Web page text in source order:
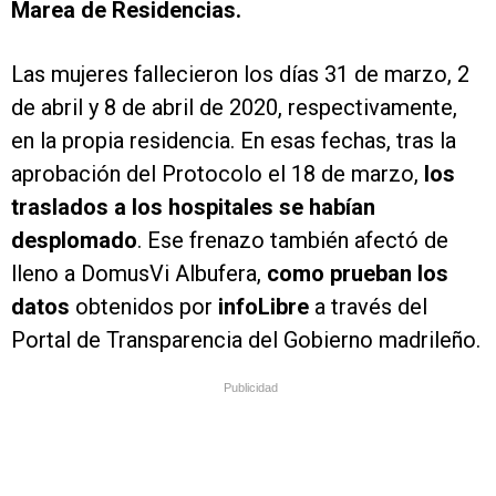
Marea de Residencias.
Las mujeres fallecieron los días 31 de marzo, 2
de abril y 8 de abril de 2020, respectivamente,
en la propia residencia. En esas fechas, tras la
aprobación del Protocolo el 18 de marzo, los
traslados a los hospitales se habían
desplomado. Ese frenazo también afectó de
lleno a DomusVi Albufera, como prueban los
datos obtenidos por infoLibre a través del
Portal de Transparencia del Gobierno madrileño.
Publicidad